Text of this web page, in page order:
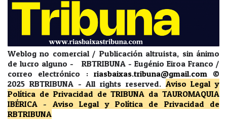
Weblog no comercial / Publicación altruista, sin ánimo
de lucro alguno - RBTRIBUNA - Eugénio Eiroa Franco /
correo electrónico : riasbaixas.tribuna@gmail.com
©
2025 RBTRIBUNA -All rights reserved. Aviso Legal y
Política de Privacidad de TRIBUNA da TAUROMAQUIA
IBÉRICA - Aviso Legal y Política de Privacidad
de
RBTRIBUNA